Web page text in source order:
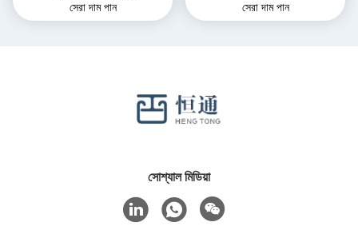
সেরা দাম পান
সেরা দাম পান
সোশ্যাল মিডিয়া